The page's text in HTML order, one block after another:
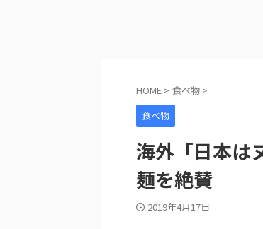
HOME > 食べ物 >
食べ物
海外「日本は
麺を絶賛
2019年4月17日